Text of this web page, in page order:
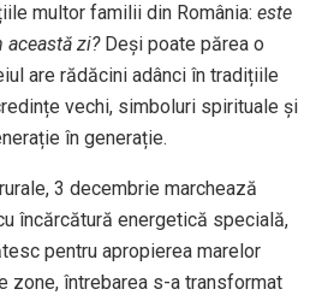
multor familii din România: este
această zi?Deși poate părea o
are rădăcini adânci în tradițiile
vechi, simboluri spirituale și
în generație.
3 decembrie marchează
încărcătură energetică specială,
pentru apropierea marelor
zone, întrebarea s-a transformat